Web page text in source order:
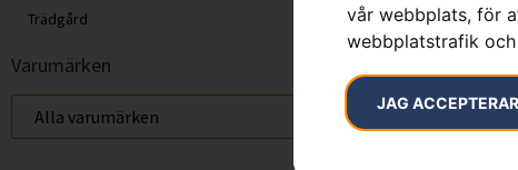
vår webbplats, för
webbplatstrafik
JAG ACCEPTERAR
Trädgård
Varumärken